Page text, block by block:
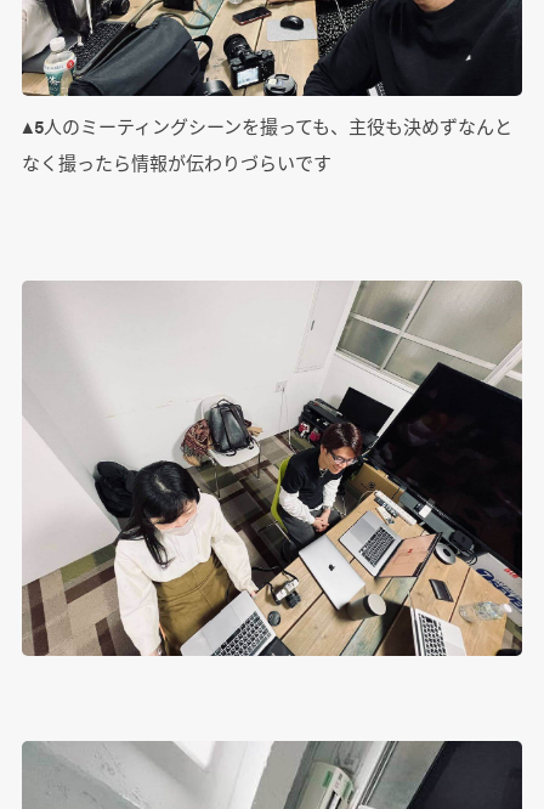
▲5人のミーティングシーンを撮っても、主役も決めずなんと
なく撮ったら情報が伝わりづらいです